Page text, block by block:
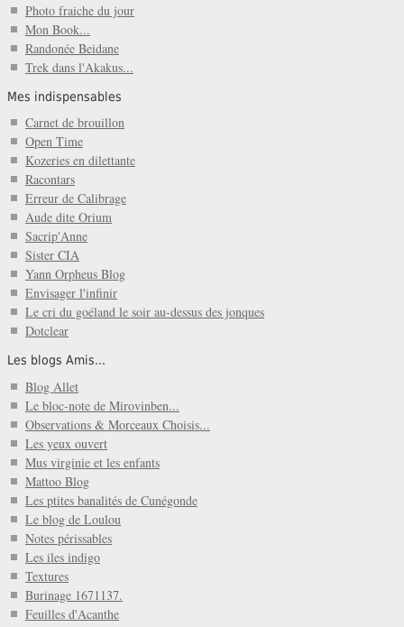
Photo fraiche du jour
Mon Book...
Randonée Beidane
Trek dans l'Akakus...
Mes indispensables
Carnet de brouillon
Open Time
Kozeries en dilettante
Racontars
Erreur de Calibrage
Aude dite Orium
Sacrip'Anne
Sister CIA
Yann Orpheus Blog
Envisager l'infinir
Le cri du goéland le soir au-dessus des jonques
Dotclear
Les blogs Amis...
Blog Allet
Le bloc-note de Mirovinben...
Observations & Morceaux Choisis...
Les yeux ouvert
Mus virginie et les enfants
Mattoo Blog
Les ptites banalités de Cunégonde
Le blog de Loulou
Notes périssables
Les iles indigo
Textures
Burinage 1671137.
Feuilles d'Acanthe